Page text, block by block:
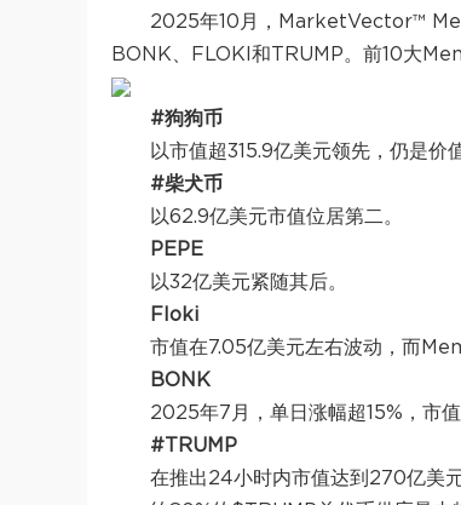
2025年10月，MarketVector™
BONK、FLOKI和TRUMP。前10大
#狗狗币
以市值超315.9亿美元领先，仍是价
#柴犬币
以62.9亿美元市值位居第二。
PEPE
以32亿美元紧随其后。
Floki
市值在7.05亿美元左右波动，而
BONK
2025年7月，单日涨幅超15%，市
#TRUMP
在推出24小时内市值达到270亿美